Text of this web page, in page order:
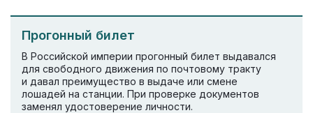
Прогонный билет
В Российской империи прогонный билет выдавался
для свободного движения по почтовому тракту
и давал преимущество в выдаче или смене
лошадей на станции. При проверке документов
заменял удостоверение личности.